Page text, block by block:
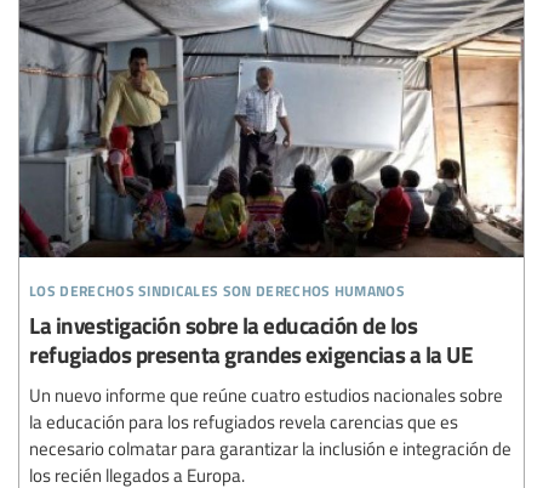
los derechos sindicales son derechos humanos
La investigación sobre la educación de los
refugiados presenta grandes exigencias a la UE
Un nuevo informe que reúne cuatro estudios nacionales sobre
la educación para los refugiados revela carencias que es
necesario colmatar para garantizar la inclusión e integración de
los recién llegados a Europa.